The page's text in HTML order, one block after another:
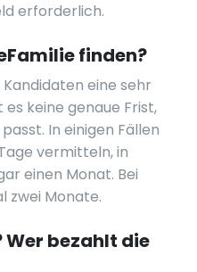
erforderlich.
finden?
eine sehr
keine genaue Frist,
In einigen Fällen
vermitteln, in
einen Monat. Bei
zwei Monate.
Wer bezahlt die